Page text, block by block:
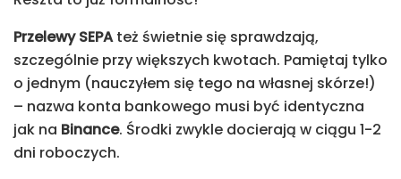
Przelewy SEPAteż świetnie się sprawdzają,
szczególnie przy większych kwotach. Pamiętaj tylko
o jednym (nauczyłem się tego na własnej skórze!)
– nazwa konta bankowego musi być identyczna
jak na Binance. Środki zwykle docierają w ciągu 1-2
dni roboczych.